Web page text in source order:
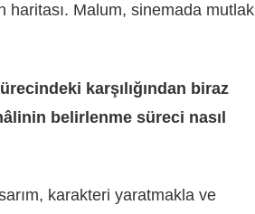
Malum, sinemada mutlak
karşılığından biraz
belirlenme süreci nasıl
karakteri yaratmakla ve